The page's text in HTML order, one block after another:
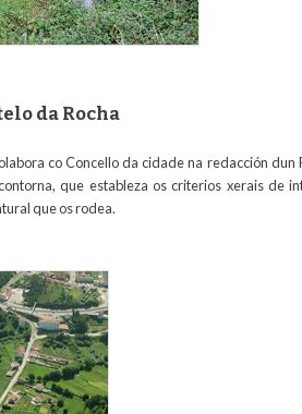
da Rocha
co Concello da cidade na redacción
que estableza os criterios xerais de
que os rodea.